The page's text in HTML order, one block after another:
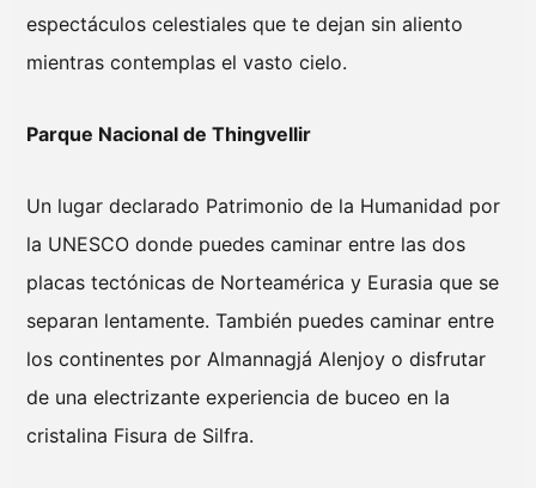
espectáculos celestiales que te dejan sin aliento
mientras contemplas el vasto cielo.
Parque Nacional de Thingvellir
Un lugar declarado Patrimonio de la Humanidad por
la UNESCO donde puedes caminar entre las dos
placas tectónicas de Norteamérica y Eurasia que se
separan lentamente. También puedes caminar entre
los continentes por Almannagjá Alenjoy o disfrutar
de una electrizante experiencia de buceo en la
cristalina Fisura de Silfra.